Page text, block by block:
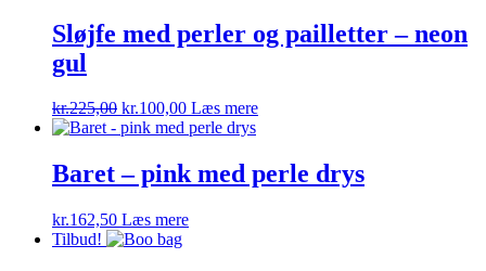
Sløjfe med perler og pailletter – neon
gul
kr.225,00 Den
oprindelige
var:
kr.225,00.
kr.100,00Den
aktuelle
er:
kr.100,00.
Læs mere
Baret – pink med perle drys
kr.162,50 Læs mere
Tilbud!